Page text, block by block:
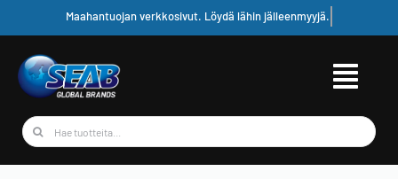
to
content
Etsi